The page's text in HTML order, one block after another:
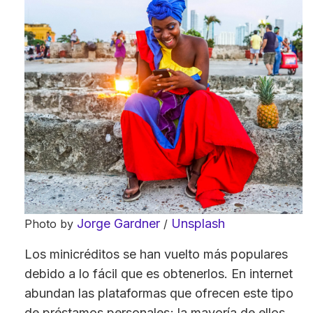
Photo by Jorge Gardner / Unsplash
Los minicréditos se han vuelto más populares
debido a lo fácil que es obtenerlos. En internet
abundan las plataformas que ofrecen este tipo